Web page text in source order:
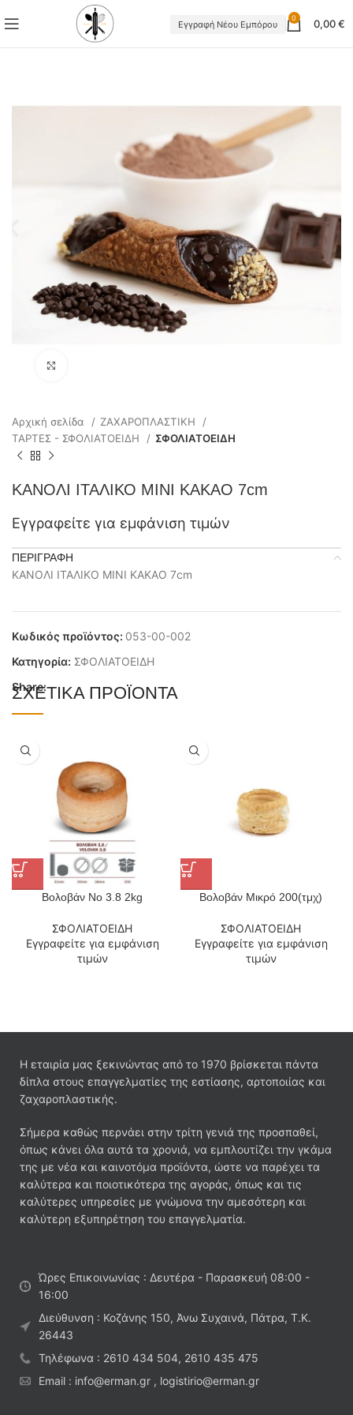
Εγγραφή Νέου Εμπόρου
0 0,00€
Αρχική σελίδα
ΖΑΧΑΡΟΠΛΑΣΤΙΚΗ
ΤΑΡΤΕΣ - ΣΦΟΛΙΑΤΟΕΙΔΗ
ΣΦΟΛΙΑΤΟΕΙΔΗ
ΚΑΝΟΛΙ ΙΤΑΛΙΚΟ ΜΙΝΙ ΚΑΚΑΟ 7cm
Εγγραφείτε για εμφάνιση τιμών
ΠΕΡΙΓΡΑΦΉ
ΚΑΝΟΛΙ ΙΤΑΛΙΚΟ ΜΙΝΙ ΚΑΚΑΟ 7cm
Κωδικός προϊόντος: 053-00-002
Κατηγορία: ΣΦΟΛΙΑΤΟΕΙΔΗ
Share:
ΣΧΕΤΙΚΆ ΠΡΟΪΌΝΤΑ
Βολοβάν Νο 3.8 2kg
ΣΦΟΛΙΑΤΟΕΙΔΗ
Εγγραφείτε για εμφάνιση
τιμών
Βολοβάν Μικρό 200(τμχ)
ΣΦΟΛΙΑΤΟΕΙΔΗ
Εγγραφείτε για εμφάνιση
τιμών
Η εταιρία μας ξεκινώντας από το 1970 βρίσκεται πάντα
δίπλα στους επαγγελματίες της εστίασης, αρτοποιίας και
ζαχαροπλαστικής.
Σήμερα καθώς περνάει στην τρίτη γενιά της προσπαθεί,
όπως κάνει όλα αυτά τα χρονιά, να εμπλουτίζει την γκάμα
της με νέα και καινοτόμα προϊόντα, ώστε να παρέχει τα
καλύτερα και ποιοτικότερα της αγοράς, όπως και τις
καλύτερες υπηρεσίες με γνώμονα την αμεσότερη και
καλύτερη εξυπηρέτηση του επαγγελματία.
Ώρες Επικοινωνίας : Δευτέρα - Παρασκευή 08:00 -
16:00
Διεύθυνση : Κοζάνης 150, Άνω Συχαινά, Πάτρα, Τ.Κ.
26443
Τηλέφωνα : 2610 434 504, 2610 435 475
Email : info@erman.gr , logistirio@erman.gr